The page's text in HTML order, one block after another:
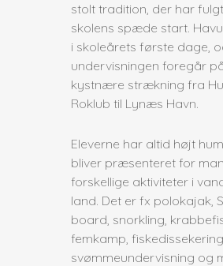
stolt tradition, der har
skolens spæde start.
i skoleårets første dage,
undervisningen foregår
kystnære strækning fra
Roklub til Lynæs Havn.
Eleverne har altid højt
bliver præsenteret for
forskellige aktiviteter i
land. Det er fx polokajak,
board, snorkling,
femkamp,
svømmeundervisning og